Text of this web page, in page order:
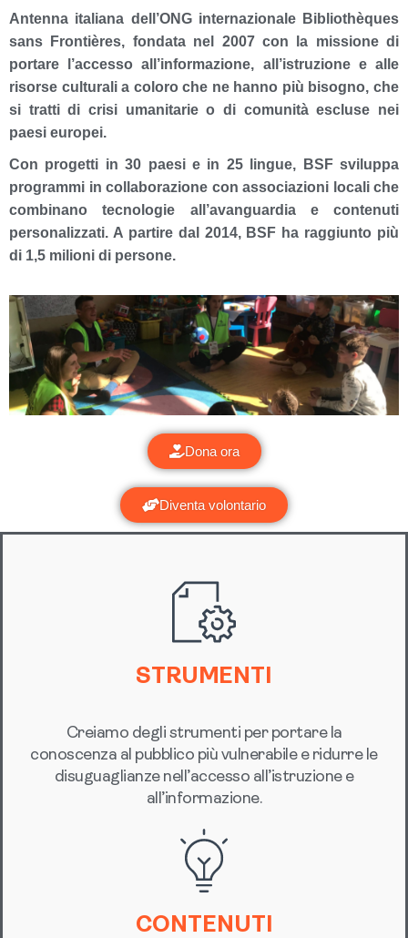
Mi impegno
Antenna italiana dell’ONG internazionale Bibliothèques
sans Frontières, fondata nel 2007 con la missione di
portare l’accesso all’informazione, all’istruzione e alle
risorse culturalia coloro che ne hanno più bisogno, che
si tratti di crisi umanitarie o di comunità escluse nei
paesi europei.
Con progetti in 30 paesi e in 25 lingue, BSF sviluppa
programmi in collaborazione con associazioni locali che
combinano tecnologie all’avanguardia e contenuti
personalizzati. A partire dal 2014, BSF ha raggiunto più
di 1,5 milioni di persone.
Impegnatevi
con noi!
SOStieni le nostre azioni!
Dona ora
Diventa volontario
STRUMENTI
Creiamo degli strumenti per portare la
conoscenza al pubblico più vulnerabile e ridurre le
disuguaglianze nell’accesso all’istruzione e
all’informazione.
CONTENUTI